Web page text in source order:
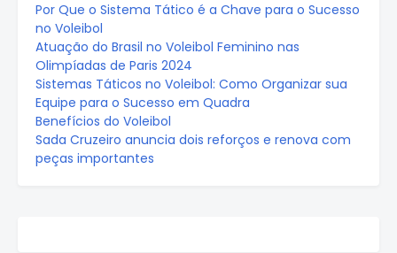
Por Que o Sistema Tático é a Chave para o Sucesso
no Voleibol
Atuação do Brasil no Voleibol Feminino nas
Olimpíadas de Paris 2024
Sistemas Táticos no Voleibol: Como Organizar sua
Equipe para o Sucesso em Quadra
Benefícios do Voleibol
Sada Cruzeiro anuncia dois reforços e renova com
peças importantes